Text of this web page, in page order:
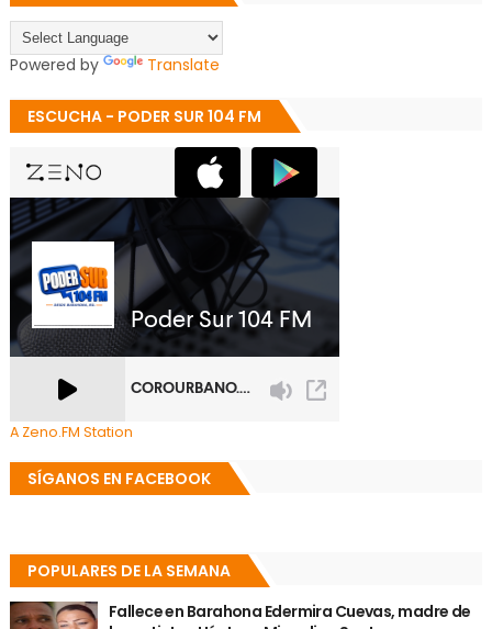
Powered by Translate
ESCUCHA - PODER SUR 104 FM
A Zeno.FM Station
SÍGANOS EN FACEBOOK
POPULARES DE LA SEMANA
Fallece en Barahona Edermira Cuevas, madre de